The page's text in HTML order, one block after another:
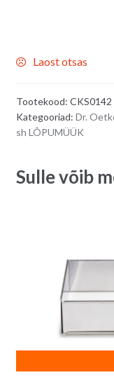
Laost otsas
Tootekood: CKS0142
Kategooriad: Dr.
sh LÕPUMÜÜK
Sulle võib